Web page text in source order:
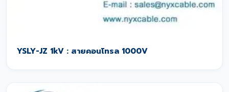
YSLY-JZ 1kV : สายคอนโทรล 1000V